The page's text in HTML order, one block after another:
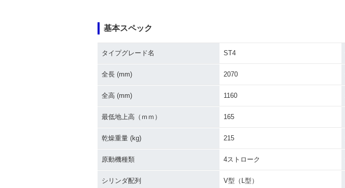
基本スペック
タイプグレード名 ST4
全長 (mm) 2070
全高 (mm) 1160
最低地上高（ｍｍ） 165
乾燥重量 (kg) 215
原動機種類 4ストローク
シリンダ配列 V型（L型）